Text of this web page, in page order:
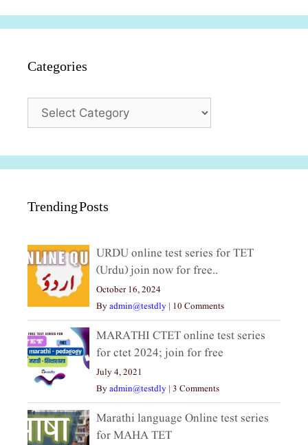
Categories
Categories
Trending Posts
URDU online test series for TET
(Urdu) join now for free..
October 16, 2024
Byadmin@testdly | 10 Comments
MARATHI CTET online test series
for ctet 2024; join for free
July 4, 2021
Byadmin@testdly | 3 Comments
Marathi language Online test series
for MAHA TET